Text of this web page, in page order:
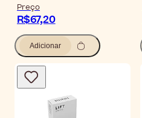
Preço
R$67,20
Adicionar